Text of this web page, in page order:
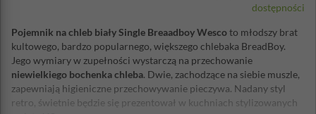
dostępności
Pojemnik na chleb biały Single Breaadboy Wescoto młodszy brat
kultowego, bardzo popularnego, większego chlebaka BreadBoy.
Jego wymiary w zupełności wystarczą na przechowanie
niewielkiego bochenka chleba. Dwie, zachodzące na siebie muszle,
zapewniają higieniczne przechowywanie pieczywa. Nadany styl
retro, świetnie będzie się prezentował w kuchniach stylizowanych